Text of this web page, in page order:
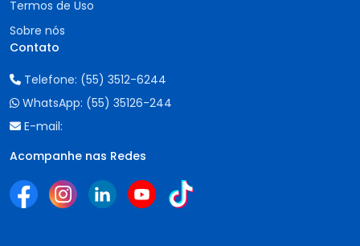
Termos de Uso
Sobre nós
Contato
Telefone: (55) 3512-6244
WhatsApp: (55) 35126-244
E-mail:
Acompanhe nas Redes